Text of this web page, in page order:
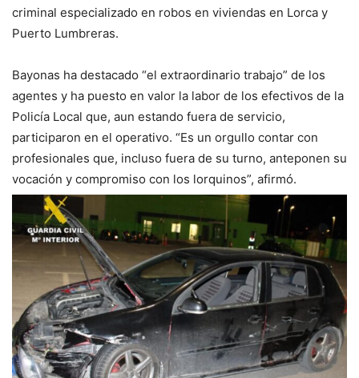
criminal especializado en robos en viviendas en Lorca y
Puerto Lumbreras.
Bayonas ha destacado “el extraordinario trabajo” de los
agentes y ha puesto en valor la labor de los efectivos de la
Policía Local que, aun estando fuera de servicio,
participaron en el operativo. “Es un orgullo contar con
profesionales que, incluso fuera de su turno, anteponen su
vocación y compromiso con los lorquinos”, afirmó.